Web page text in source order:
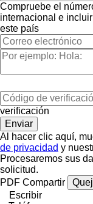
Compruebe el
internacional e
este país
verificación
Al hacer clic aquí,
de privacidad y
Procesaremos sus
solicitud.
PDF Compartir
Escribir